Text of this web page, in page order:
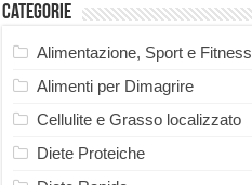
Categorie
Alimentazione, Sport e Fitness
Alimenti per Dimagrire
Cellulite e Grasso localizzato
Diete Proteiche